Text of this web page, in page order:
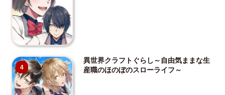
4
異世界クラフトぐらし～自由気ままな生
産職のほのぼのスローライフ～